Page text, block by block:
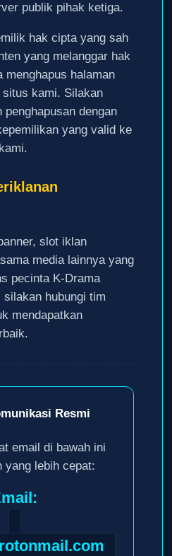
publik pihak ketiga.
hak cipta yang sah
yang melanggar hak
menghapus halaman
kami. Silakan
dengan
yang valid ke
slot iklan
media lainnya yang
pecinta K-Drama
hubungi tim
mendapatkan
Resmi
email di bawah ini
yang lebih cepat: